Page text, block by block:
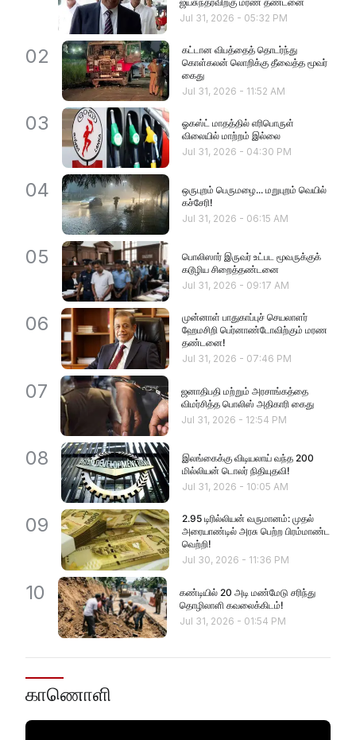
Jul 31, 2026 - 05:32 PM
02
கட்டான விபத்தைத் தொடர்ந்து
கொள்கலன் லொறிக்கு தீவைத்த மூவர்
கைது
Jul 31, 2026 - 11:52 AM
03
ஓகஸ்ட் மாதத்தில் எரிபொருள்
விலையில் மாற்றம் இல்லை
Jul 31, 2026 - 04:30 PM
04
ஒருபுறம் பெருமழை... மறுபுறம் வெயில்
கச்சேரி!
Jul 31, 2026 - 06:15 AM
05
பொலிஸார் இருவர் உட்பட மூவருக்குக்
கடூழிய சிறைத்தண்டனை
Jul 31, 2026 - 09:17 AM
06
முன்னாள் பாதுகாப்புச் செயலாளர்
ஹேமசிறி பெர்னாண்டோவிற்கும் மரண
தண்டனை!
Jul 31, 2026 - 07:46 PM
07
ஜனாதிபதி மற்றும் அரசாங்கத்தை
விமர்சித்த பொலிஸ் அதிகாரி கைது
Jul 31, 2026 - 12:54 PM
08
இலங்கைக்கு விடியலாய் வந்த 200
மில்லியன் டொலர் நிதியுதவி!
Jul 31, 2026 - 10:05 AM
09
2.95 டிரில்லியன் வருமானம்: முதல்
அரையாண்டில் அரசு பெற்ற பிரம்மாண்ட
வெற்றி!
Jul 30, 2026 - 11:36 PM
10
கண்டியில் 20 அடி மண்மேடு சரிந்து
தொழிலாளி கவலைக்கிடம்!
Jul 31, 2026 - 01:54 PM
காணொளி